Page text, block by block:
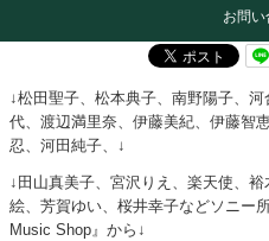
お問
↓松田聖子、松本典子、南野陽子、
代、渡辺満里奈、伊藤美紀、伊藤智
忍、河田純子、↓
↓田山真美子、宮沢りえ、楽天使、
絵、芳賀ゆい、桜井幸子などソニー
Music Shop』から↓